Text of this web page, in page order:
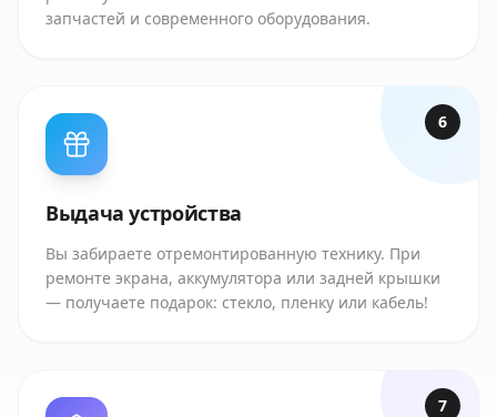
запчастей и современного оборудования.
6
Выдача устройства
Вы забираете отремонтированную технику. При
ремонте экрана, аккумулятора или задней крышки
— получаете подарок: стекло, пленку или кабель!
7